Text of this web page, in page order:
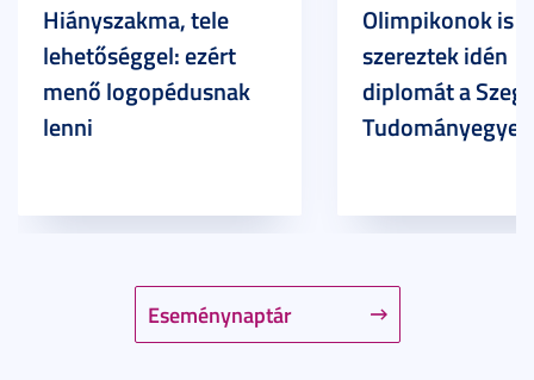
Eseménynaptár
Hiányszakma, tele
lehetőséggel: ezért
menő logopédusnak
lenni
Olimpikonok is
szereztek idén
diplomát a